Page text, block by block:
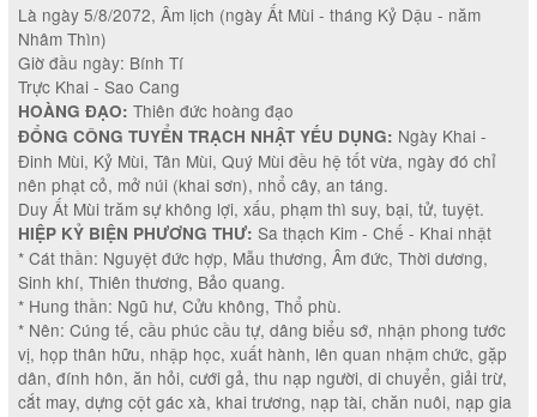
Là ngày 5/8/2072, Âm lịch (ngày Ất Mùi - tháng Kỷ Dậu - năm
Nhâm Thìn)
Giờ đầu ngày: Bính Tí
Trực Khai - Sao Cang
HOÀNG ĐẠO: Thiên đức hoàng đạo
ĐỔNG CÔNG TUYỂN TRẠCH NHẬT YẾU DỤNG: Ngày Khai -
Đinh Mùi, Kỷ Mùi, Tân Mùi, Quý Mùi đều hệ tốt vừa, ngày đó chỉ
nên phạt cỏ, mở núi (khai sơn), nhổ cây, an táng.
Duy Ất Mùi trăm sự không lợi, xấu, phạm thì suy, bại, tử, tuyệt.
HIỆP KỶ BIỆN PHƯƠNG THƯ: Sa thạch Kim - Chế - Khai nhật
* Cát thần: Nguyệt đức hợp, Mẫu thương, Âm đức, Thời dương,
Sinh khí, Thiên thương, Bảo quang.
* Hung thần: Ngũ hư, Cửu không, Thổ phù.
* Nên: Cúng tế, cầu phúc cầu tự, dâng biểu sớ, nhận phong tước
vị, họp thân hữu, nhập học, xuất hành, lên quan nhậm chức, gặp
dân, đính hôn, ăn hỏi, cưới gả, thu nạp người, di chuyển, giải trừ,
cắt may, dựng cột gác xà, khai trương, nạp tài, chăn nuôi, nạp gia